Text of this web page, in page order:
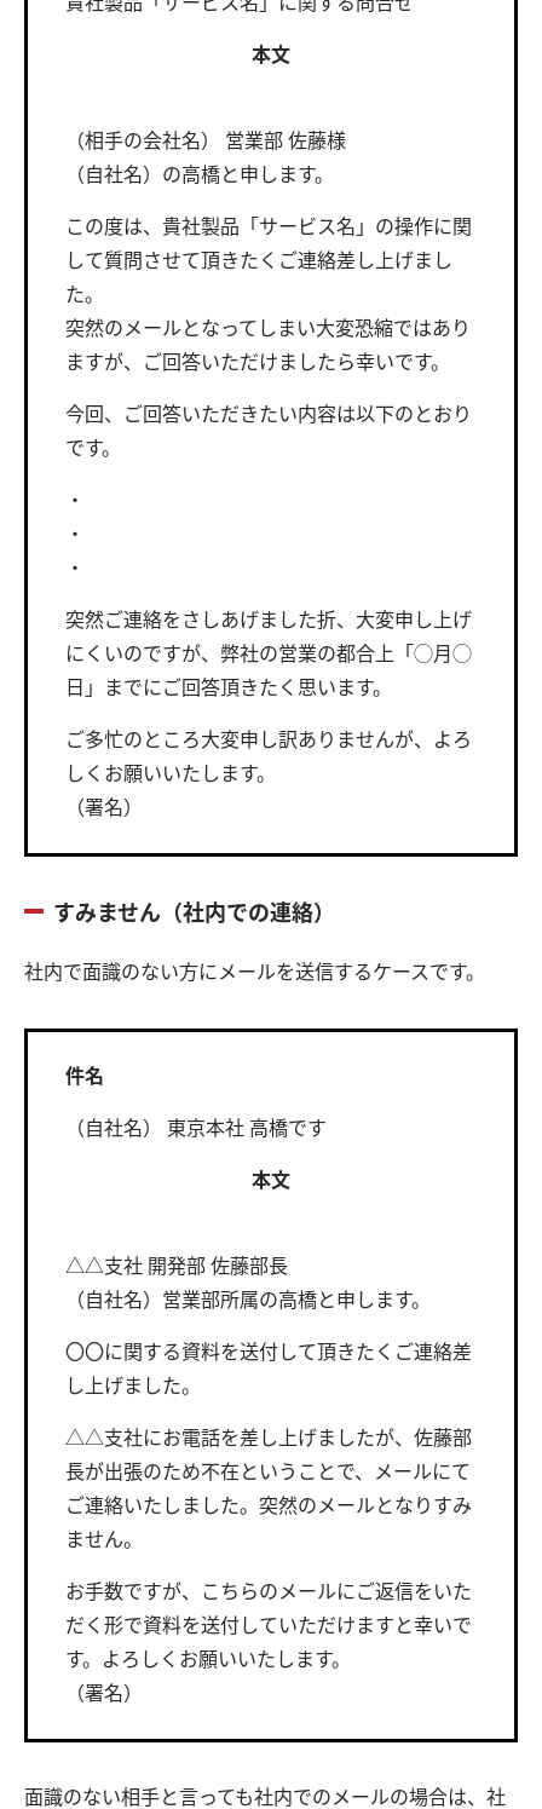
本文
（相手の会社名） 営業部 佐藤様
（自社名）の高橋と申します。
この度は、貴社製品「サービス名」の操作に関
して質問させて頂きたくご連絡差し上げまし
た。
突然のメールとなってしまい大変恐縮ではあり
ますが、ご回答いただけましたら幸いです。
今回、ご回答いただきたい内容は以下のとおり
です。
・
・
・
突然ご連絡をさしあげました折、大変申し上げ
にくいのですが、弊社の営業の都合上「◯月◯
日」までにご回答頂きたく思います。
ご多忙のところ大変申し訳ありませんが、よろ
しくお願いいたします。
（署名）
すみません（社内での連絡）
社内で面識のない方にメールを送信するケースです。
件名
（自社名） 東京本社 高橋です
本文
△△支社 開発部 佐藤部長
（自社名）営業部所属の高橋と申します。
〇〇に関する資料を送付して頂きたくご連絡差
し上げました。
△△支社にお電話を差し上げましたが、佐藤部
長が出張のため不在ということで、メールにて
ご連絡いたしました。突然のメールとなりすみ
ません。
お手数ですが、こちらのメールにご返信をいた
だく形で資料を送付していただけますと幸いで
す。よろしくお願いいたします。
（署名）
面識のない相手と言っても社内でのメールの場合は、社